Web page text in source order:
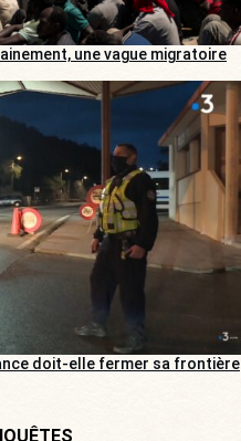
une vague migratoire
doit-elle fermer sa frontière